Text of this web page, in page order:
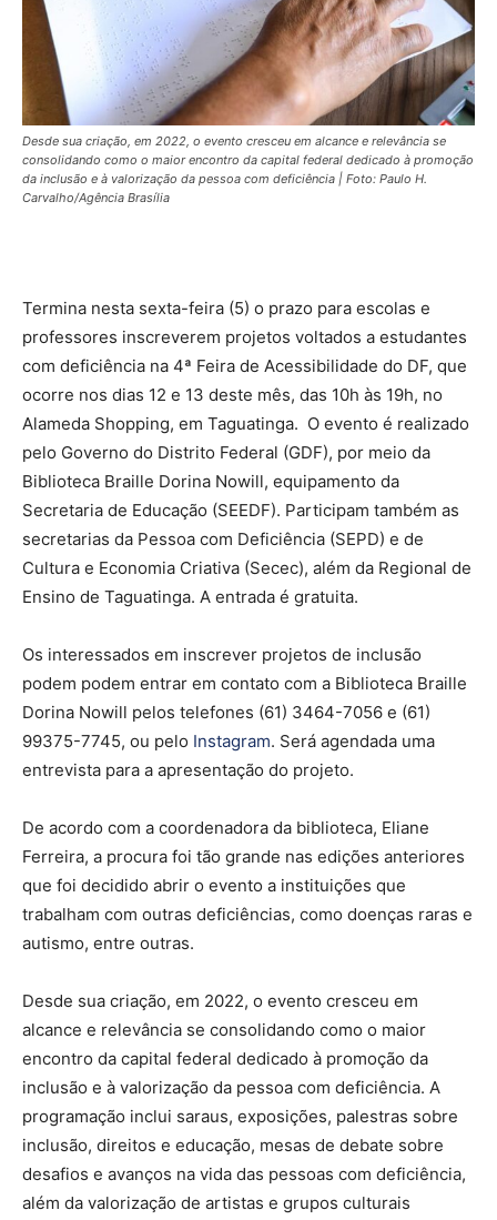
Desde sua criação, em 2022, o evento cresceu em alcance e relevância se
consolidando como o maior encontro da capital federal dedicado à promoção
da inclusão e à valorização da pessoa com deficiência | Foto: Paulo H.
Carvalho/Agência Brasília
Termina nesta sexta-feira (5) o prazo para escolas e
professores inscreverem projetos voltados a estudantes
com deficiência na 4ª Feira de Acessibilidade do DF, que
ocorre nos dias 12 e 13 deste mês, das 10h às 19h, no
Alameda Shopping, em Taguatinga. O evento é realizado
pelo Governo do Distrito Federal (GDF), por meio da
Biblioteca Braille Dorina Nowill, equipamento da
Secretaria de Educação (SEEDF). Participam também as
secretarias da Pessoa com Deficiência (SEPD) e de
Cultura e Economia Criativa (Secec), além da Regional de
Ensino de Taguatinga. A entrada é gratuita.
Os interessados em inscrever projetos de inclusão
podem podem entrar em contato com a Biblioteca Braille
Dorina Nowill pelos telefones (61) 3464-7056 e (61)
99375-7745, ou pelo Instagram. Será agendada uma
entrevista para a apresentação do projeto.
De acordo com a coordenadora da biblioteca, Eliane
Ferreira, a procura foi tão grande nas edições anteriores
que foi decidido abrir o evento a instituições que
trabalham com outras deficiências, como doenças raras e
autismo, entre outras.
Desde sua criação, em 2022, o evento cresceu em
alcance e relevância se consolidando como o maior
encontro da capital federal dedicado à promoção da
inclusão e à valorização da pessoa com deficiência. A
programação inclui saraus, exposições, palestras sobre
inclusão, direitos e educação, mesas de debate sobre
desafios e avanços na vida das pessoas com deficiência,
além da valorização de artistas e grupos culturais